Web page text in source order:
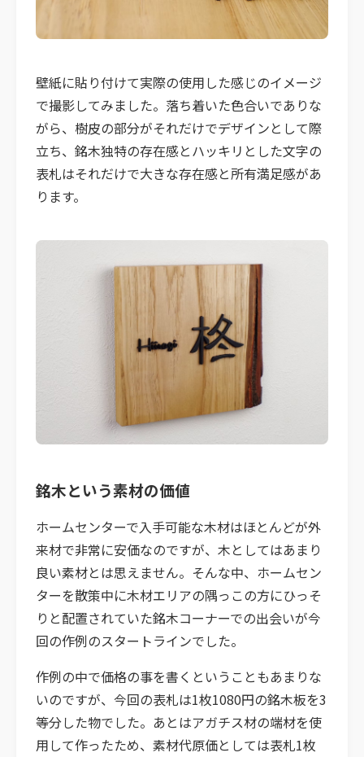
壁紙に貼り付けて実際の使用した感じのイメージ
で撮影してみました。落ち着いた色合いでありな
がら、樹皮の部分がそれだけでデザインとして際
立ち、銘木独特の存在感とハッキリとした文字の
表札はそれだけで大きな存在感と所有満足感があ
ります。
銘木という素材の価値
ホームセンターで入手可能な木材はほとんどが外
来材で非常に安価なのですが、木としてはあまり
良い素材とは思えません。そんな中、ホームセン
ターを散策中に木材エリアの隅っこの方にひっそ
りと配置されていた銘木コーナーでの出会いが今
回の作例のスタートラインでした。
作例の中で価格の事を書くということもあまりな
いのですが、今回の表札は1枚1080円の銘木板を3
等分した物でした。あとはアガチス材の端材を使
用して作ったため、素材代原価としては表札1枚